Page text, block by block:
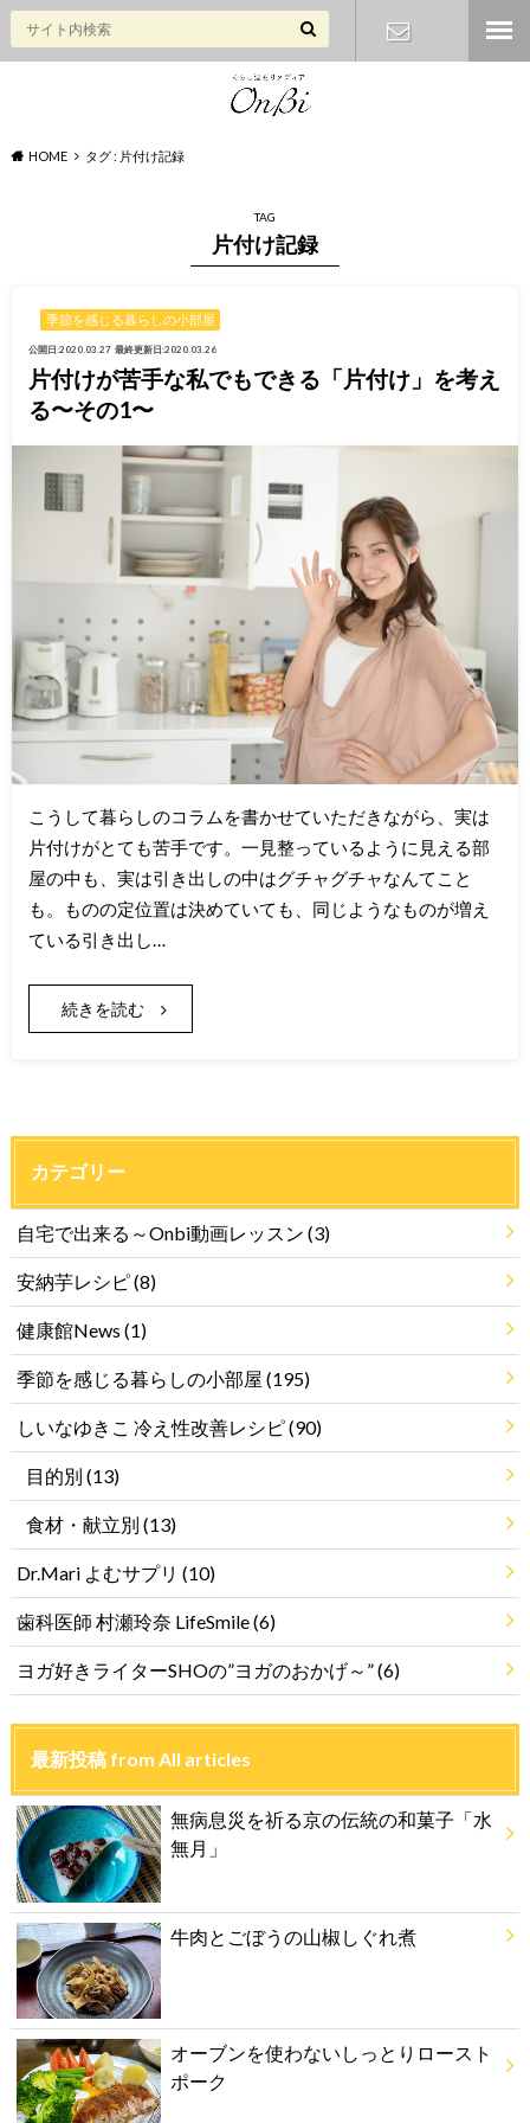
HOME タグ : 片付け記録
TAG
片付け記録
季節を感じる暮らしの小部屋
公開日:2020.03.27 最終更新日:2020.03.26
片付けが苦手な私でもできる「片付け」を考え
る〜その1〜
こうして暮らしのコラムを書かせていただきながら、実は
片付けがとても苦手です。一見整っているように見える部
屋の中も、実は引き出しの中はグチャグチャなんてこと
も。ものの定位置は決めていても、同じようなものが増え
ている引き出し…
続きを読む
カテゴリー
自宅で出来る～Onbi動画レッスン (3)
安納芋レシピ(8)
健康館News (1)
季節を感じる暮らしの小部屋 (195)
しいなゆきこ 冷え性改善レシピ(90)
目的別 (13)
食材・献立別 (13)
Dr.Mari よむサプリ (10)
歯科医師 村瀬玲奈 LifeSmile(6)
ヨガ好きライターSHOの”ヨガのおかげ～”(6)
最新投稿 from All articles
無病息災を祈る京の伝統の和菓子「水
無月」
牛肉とごぼうの山椒しぐれ煮
オーブンを使わないしっとりロースト
ポーク